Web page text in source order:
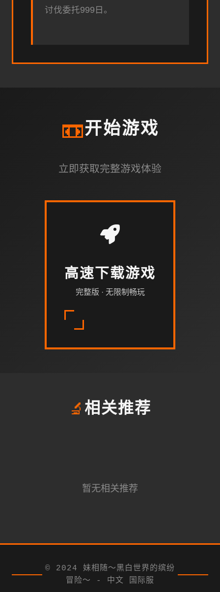
讨伐委托999日。
📼开始游戏
立即获取完整游戏体验
高速下载游戏
完整版 · 无限制畅玩
🔬 相关推荐
暂无相关推荐
© 2024 妹相随～黑白世界的缤纷
冒险～ - 中文 国际服